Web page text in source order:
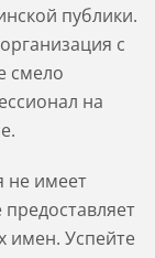
публики.
с
смело
на
не имеет
имен. Успейте